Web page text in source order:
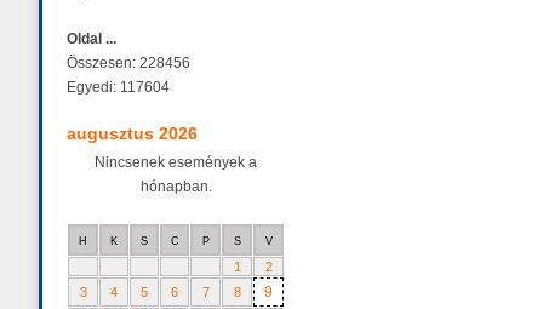
Oldal ...
Összesen: 228456
Egyedi: 117604
augusztus 2026
Nincsenek események a
hónapban.
H K S C P S V
1
2
3
4 5 6 7 8 9